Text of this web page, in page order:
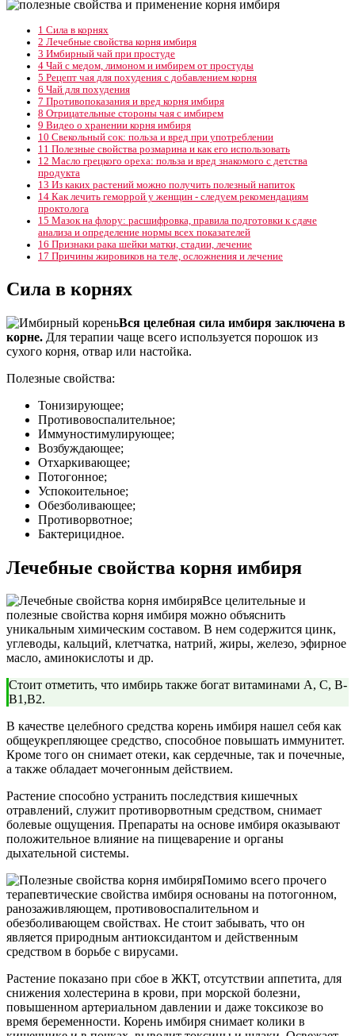
1 Сила в корнях
2 Лечебные свойства корня имбиря
3 Имбирный чай при простуде
4 Чай с медом, лимоном и имбирем от простуды
5 Рецепт чая для похудения с добавлением корня
6 Чай для похудения
7 Противопоказания и вред корня имбиря
8 Отрицательные стороны чая с имбирем
9 Видео о хранении корня имбиря
10 Свекольный сок: польза и вред при употреблении
11 Полезные свойства розмарина и как его использовать
12 Масло грецкого ореха: польза и вред знакомого с детства
продукта
13 Из каких растений можно получить полезный напиток
14 Как лечить геморрой у женщин - следуем рекомендациям
проктолога
15 Мазок на флору: расшифровка, правила подготовки к сдаче
анализа и определение нормы всех показателей
16 Признаки рака шейки матки, стадии, лечение
17 Причины жировиков на теле, осложнения и лечение
Сила в корнях
Вся целебная сила имбиря заключена в
корне. Для терапии чаще всего используется порошок из
сухого корня, отвар или настойка.
Полезные свойства:
Тонизирующее;
Противовоспалительное;
Иммуностимулирующее;
Возбуждающее;
Отхаркивающее;
Потогонное;
Успокоительное;
Обезболивающее;
Противорвотное;
Бактерицидное.
Лечебные свойства корня имбиря
Все целительные и
полезные свойства корня имбиря можно объяснить
уникальным химическим составом. В нем содержится цинк,
углеводы, кальций, клетчатка, натрий, жиры, железо, эфирное
масло, аминокислоты и др.
Стоит отметить, что имбирь также богат витаминами А, С, В-
В1,В2.
В качестве целебного средства корень имбиря нашел себя как
общеукрепляющее средство, способное повышать иммунитет.
Кроме того он снимает отеки, как сердечные, так и почечные,
а также обладает мочегонным действием.
Растение способно устранить последствия кишечных
отравлений, служит противорвотным средством, снимает
болевые ощущения. Препараты на основе имбиря оказывают
положительное влияние на пищеварение и органы
дыхательной системы.
Помимо всего прочего
терапевтические свойства имбиря основаны на потогонном,
ранозаживляющем, противовоспалительном и
обезболивающем свойствах. Не стоит забывать, что он
является природным антиоксидантом и действенным
средством в борьбе с вирусами.
Растение показано при сбое в ЖКТ, отсутствии аппетита, для
снижения холестерина в крови, при морской болезни,
повышенном артериальном давлении и даже токсикозе во
время беременности. Корень имбиря снимает колики в